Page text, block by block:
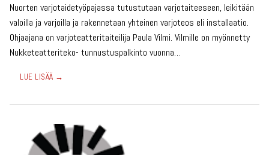
Nuorten varjotaidetyöpajassa tutustutaan varjotaiteeseen, leikitään
valoilla ja varjoilla ja rakennetaan yhteinen varjoteos eli installaatio.
Ohjaajana on varjoteatteritaiteilija Paula Vilmi. Vilmille on myönnetty
Nukketeatteriteko- tunnustuspalkinto vuonna…
LUE LISÄÄ →